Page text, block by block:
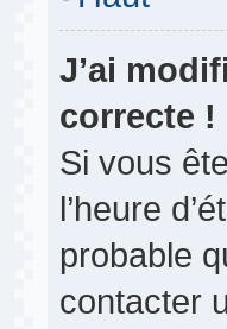
J’ai
correcte !
Si vous
l’heure
probable
contacter